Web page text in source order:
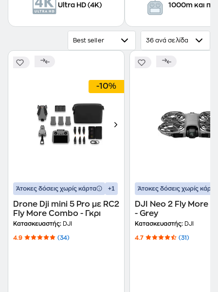
Ultra HD (4K) 1000m και
Best seller 36 ανά σελίδα
-10%
Άτοκες δόσεις χωρίς κάρτα +1
Drone Dji mini 5 Pro με RC2
Fly More Combo - Γκρι
Κατασκευαστής: DJI
4.9 (34)
Άτοκες δόσεις χωρίς κάρτα
DJI Neo 2 Fly More
- Grey
Κατασκευαστής: DJI
4.7 (31)